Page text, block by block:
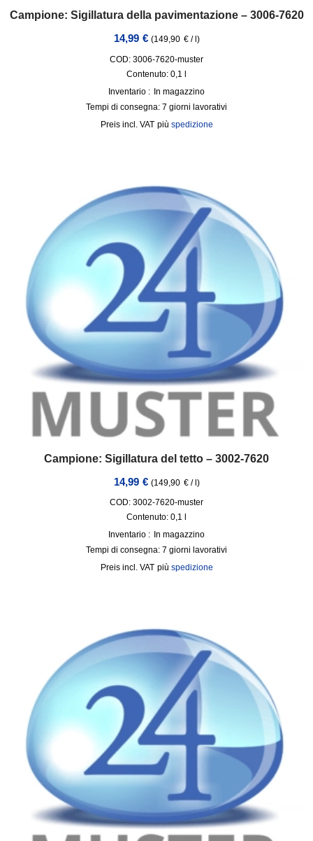
Campione: Sigillatura della pavimentazione – 3006-7620
14,99 € (149,90 €/ )
COD: 3006-7620-muster
Contenuto: 0,1 l
Inventario : In magazzino
Tempi di consegna: 7 giorni lavorativi
incl. VAT più spedizione
Campione: Sigillatura del tetto – 3002-7620
14,99 € (149,90 €/l)
COD: 3002-7620-muster
Contenuto: 0,1
Inventario : In magazzino
Tempi di consegna: 7 giorni lavorativi
incl. VAT più spedizione